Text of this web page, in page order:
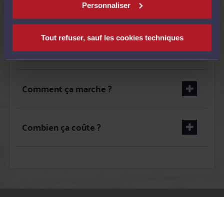
Personnaliser
Tout refuser, sauf les cookies techniques
Quand utiliser le service ?
C'est pour qui ?
Comment ça marche ?
Combien ça coûte ?